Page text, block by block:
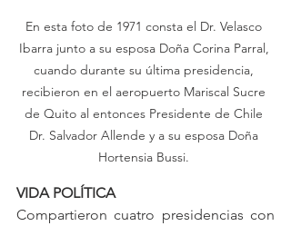
En esta foto de 1971 consta el Dr. Velasco
Ibarra junto a su esposa Doña Corina Parral,
cuando durante su última presidencia,
recibieron en el aeropuerto Mariscal Sucre
de Quito al entonces Presidente de Chile
Dr. Salvador Allende y a su esposa Doña
Hortensia Bussi.
VIDA POLÍTICA
Compartieron cuatro presidencias con